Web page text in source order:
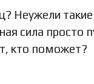
Неужели такие
сила просто
кто поможет?